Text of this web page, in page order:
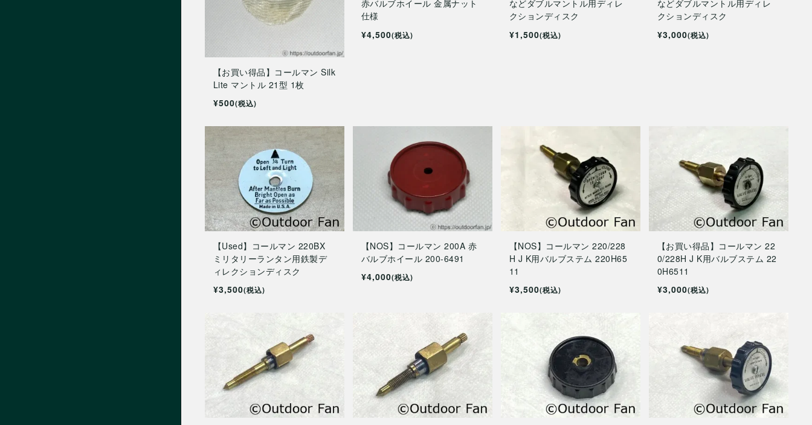
【お買い得品】コールマン Silk
Lite マントル 21型 1枚
¥500(税込)
赤バルブホイール 金属ナット
仕様
¥4,500(税込)
などダブルマントル用ディレ
クションディスク
¥1,500(税込)
などダブルマントル用ディレ
クションディスク
¥3,000(税込)
【Used】コールマン 220BX
ミリタリーランタン用鉄製デ
ィレクションディスク
¥3,500(税込)
【NOS】コールマン 200A 赤
バルブホイール 200-6491
¥4,000(税込)
【NOS】コールマン 220/228
H J K用バルブステム 220H65
11
¥3,500(税込)
【お買い得品】コールマン 22
0/228H J K用バルブステム 22
0H6511
¥3,000(税込)